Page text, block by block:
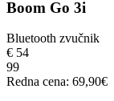
Boom Go 3i
Bluetooth zvučnik
€ 54
99
Redna cena: 69,90€